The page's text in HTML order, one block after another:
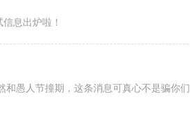
息出炉啦！
愚人节撞期，这条消息可真心不是骗你们